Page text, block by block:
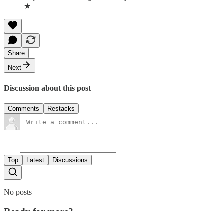
★
Share
Next
Discussion about this post
Comments Restacks
Top Latest Discussions
No posts